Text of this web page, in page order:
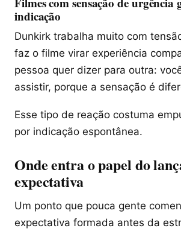
indicação
Dunkirk trabalha muito com
faz o filme virar experiência
pessoa quer dizer para outra:
assistir, porque a sensação é
Esse tipo de reação costuma
por indicação espontânea.
Onde entra o papel do
expectativa
Um ponto que pouca gente
expectativa formada antes da